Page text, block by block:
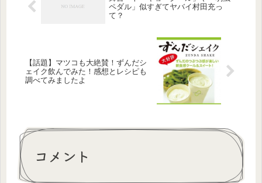
ペダル」似すぎてヤバイ村田充っ
て？
【話題】マツコも大絶賛！ずんだシ
ェイク飲んでみた！感想とレシピも
調べてみましたよ
コメント